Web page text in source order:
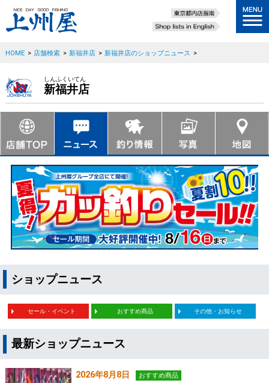
HOME > 店舗検索 > 新福井店 > 新福井店のショップニュース >
しんふくいてん
新福井店
ショップニュース
セール・イベント おすすめ商品 その他・お知らせ
最新ショップニュース
2026年8月8日 おすすめ商品